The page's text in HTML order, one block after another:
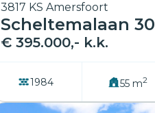
3817 KS Amersfoort
Scheltemalaan 30
€ 395.000,- k.k.
1984 55 m2